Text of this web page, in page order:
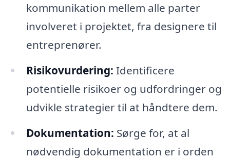
kommunikation mellem alle parter
involveret i projektet, fra designere til
entreprenører.
Risikovurdering: Identificere
potentielle risikoer og udfordringer og
udvikle strategier til at håndtere dem.
Dokumentation: Sørge for, at al
nødvendig dokumentation er i orden